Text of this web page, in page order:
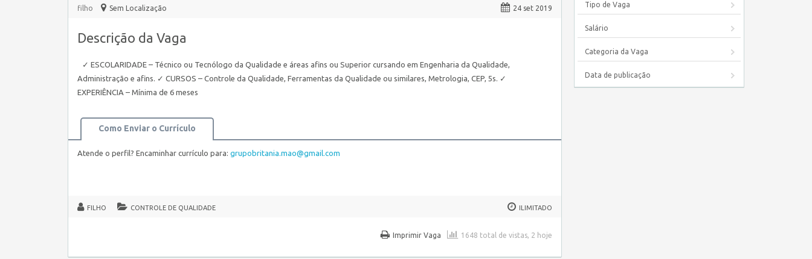
filho Sem Localização 24 set 2019
Descrição da Vaga
✓ ESCOLARIDADE – Técnico ou Tecnólogo da Qualidade e áreas afins ou Superior cursando em Engenharia da Qualidade,
Administração e afins. ✓ CURSOS – Controle da Qualidade, Ferramentas da Qualidade ou similares, Metrologia, CEP, 5s. ✓
EXPERIÊNCIA – Mínima de 6 meses
Como Enviar o Currículo
Atende o perfil? Encaminhar currículo para: grupobritania.mao@gmail.com
FILHO CONTROLE DE QUALIDADE ILIMITADO
1648 total de vistas, 2 hoje
Imprimir Vaga
Tipo de Vaga
Salário
Categoria da Vaga
Data de publicação